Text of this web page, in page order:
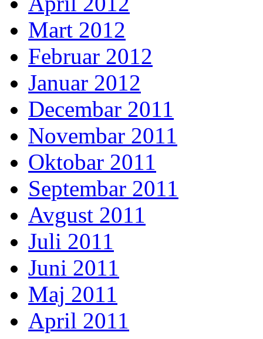
Mart 2012
Februar 2012
Januar 2012
Decembar 2011
Novembar 2011
Oktobar 2011
Septembar 2011
Avgust 2011
Juli 2011
Juni 2011
Maj 2011
April 2011